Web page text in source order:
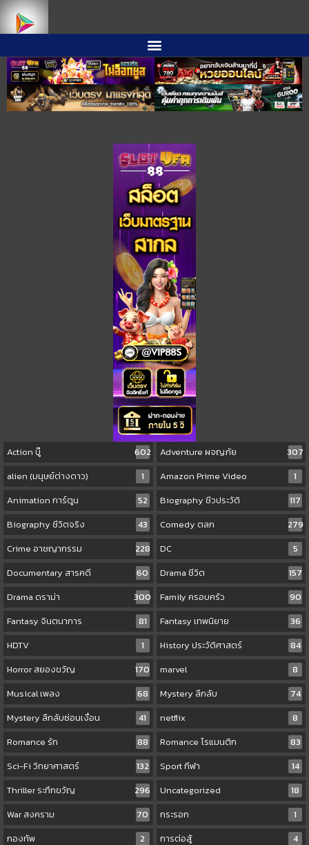
Action บู๊ 602 Adventure ผจญภัย
307
alien (มนุษย์ต่างดาว)
1 Amazon Prime Video
1
Animation การ์ตูน
52 Biography ชีวประวัติ
117
Biography ชีวิตจริง
43 Comedy ตลก
279
Crime อาชญากรรม
228 DC
5
Documentary สารคดี
60 Drama ชีวิต
157
Drama ดราม่า
300 Family ครอบครัว
90
Fantasy จินตนาการ
81 Fantasy เทพนิยาย
36
HDTV
1 History ประวัติศาสตร์
84
Horror สยองขวัญ
170 marvel
8
Musical เพลง
68 Mystery ลึกลับ
74
Mystery ลึกลับซ่อนเงื่อน
41 netflix
8
Romance รัก
88 Romance โรแมนติก
83
Sci-Fi วิทยาศาสตร์
132 Sport กีฬา
14
Thriller ระทึกขวัญ
296 Uncategorized
18
War สงคราม
70 กระรอก
1
กองทัพ
2 การต่อสู้
4